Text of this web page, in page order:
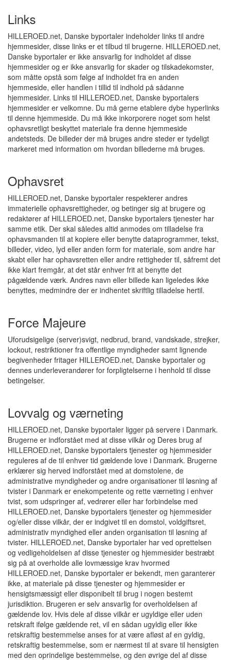
Links
HILLEROED.net, Danske byportaler indeholder links til andre
hjemmesider, disse links er et tilbud til brugerne. HILLEROED.net,
Danske byportaler er ikke ansvarlig for indholdet af disse
hjemmesider og er ikke ansvarlig for skader og tilskadekomster,
som måtte opstå som følge af indholdet fra en anden
hjemmeside, eller handlen i tillid til indhold på sådanne
hjemmesider. Links til HILLEROED.net, Danske byportalers
hjemmesider er velkomne. Du må gerne etablere dybe hyperlinks
til denne hjemmeside. Du må ikke inkorporere noget som helst
ophavsretligt beskyttet materiale fra denne hjemmeside
andetsteds. De billeder der må bruges andre steder er tydeligt
markeret med information om hvordan billederne må bruges.
Ophavsret
HILLEROED.net, Danske byportaler respekterer andres
immaterielle ophavsrettigheder, og betinger sig at brugere og
redaktører af HILLEROED.net, Danske byportalers tjenester har
samme etik. Der skal således altid anmodes om tilladelse fra
ophavsmanden til at kopiere eller benytte dataprogrammer, tekst,
billeder, video, lyd eller anden form for materiale, som andre har
skabt eller har ophavsretten eller andre rettigheder til, såfremt det
ikke klart fremgår, at det står enhver frit at benytte det
pågældende værk. Andres navn eller billede kan ligeledes ikke
benyttes, medmindre der er indhentet skriftlig tilladelse hertil.
Force Majeure
Uforudsigelige (server)svigt, nedbrud, brand, vandskade, strejker,
lockout, restriktioner fra offentlige myndigheder samt lignende
begivenheder fritager HILLEROED.net, Danske byportaler og
dennes underleverandører for forpligtelserne i henhold til disse
betingelser.
Lovvalg og værneting
HILLEROED.net, Danske byportaler ligger på servere i Danmark.
Brugerne er indforstået med at disse vilkår og Deres brug af
HILLEROED.net, Danske byportalers tjenester og hjemmesider
reguleres af de til enhver tid gældende love i Danmark. Brugerne
erklærer sig herved indforstået med at domstolene, de
administrative myndigheder og andre organisationer til løsning af
tvister i Danmark er enekompetente og rette værneting i enhver
tvist, som udspringer af, vedrører eller har forbindelse med
HILLEROED.net, Danske byportalers tjenester og hjemmesider
og/eller disse vilkår, der er indgivet til en domstol, voldgiftsret,
administrativ myndighed eller anden organisation til løsning af
tvister. HILLEROED.net, Danske byportaler har ved oprettelsen
og vedligeholdelsen af disse tjenester og hjemmesider bestræbt
sig på at overholde alle lovmæssige krav hvormed
HILLEROED.net, Danske byportaler er bekendt, men garanterer
ikke, at materiale på disse tjenester og hjemmesider er
hensigtsmæssigt eller disponibelt til brug i nogen bestemt
jurisdiktion. Brugeren er selv ansvarlig for overholdelsen af
gældende lov. Hvis dele af disse vilkår er ugyldige eller uden
retskraft ifølge gældende ret, vil en sådan ugyldig eller ikke
retskraftig bestemmelse anses for at være afløst af en gyldig,
retskraftig bestemmelse, som er nærmest til at svare til hensigten
med den oprindelige bestemmelse, og den øvrige del af disse